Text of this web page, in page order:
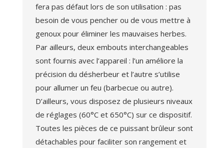
fera pas défaut lors de son utilisation : pas
besoin de vous pencher ou de vous mettre à
genoux pour éliminer les mauvaises herbes.
Par ailleurs, deux embouts interchangeables
sont fournis avec l’appareil : l’un améliore la
précision du désherbeur et l’autre s’utilise
pour allumer un feu (barbecue ou autre).
D’ailleurs, vous disposez de plusieurs niveaux
de réglages (60°C et 650°C) sur ce dispositif.
Toutes les pièces de ce puissant brûleur sont
détachables pour faciliter son rangement et